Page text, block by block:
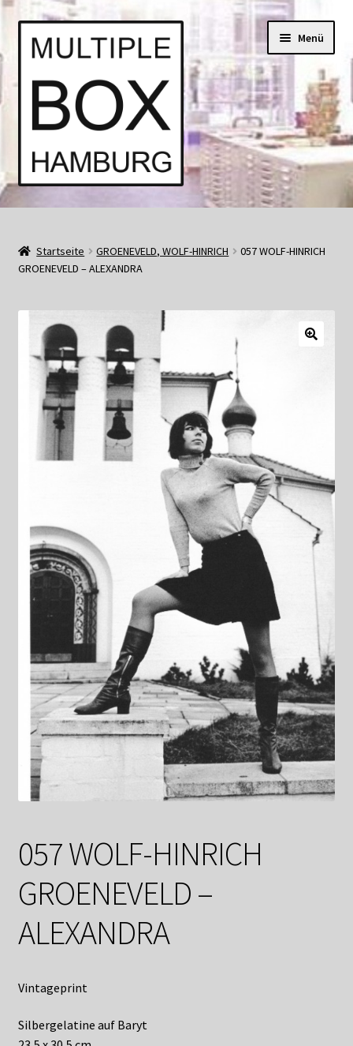
Zur
Navigation
Springe
zum
Menü
Start
AGB
Bücher und Kataloge
Datenschutzerklärung
Impressum
Kasse
Mein Konto
Mitglieder
Newsletter
Newsletter
Shop
Suchservice
Versandkosten / Lieferung
Startseite GROENEVELD, WOLF-HINRICH
057 WOLF-HINRICH
GROENEVELD – ALEXANDRA
057 WOLF-HINRICH
GROENEVELD –
ALEXANDRA
Vintageprint
Silbergelatine auf Baryt